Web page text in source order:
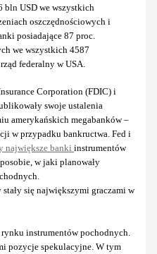
bln USD we wszystkich
oszczędnościowych i
posiadające 87 proc.
we wszystkich 4587
federalny w USA.
Corporation (FDIC) i
swoje ustalenia
amerykańskich megabanków –
w przypadku bankructwa. Fed i
największe banki instrumentów
w jaki planowały
się największymi graczami w
instrumentów pochodnych.
pozycje spekulacyjne. W tym